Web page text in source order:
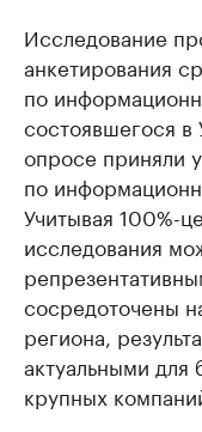
Исследование
анкетирования
по
состоявшегося в
опросе приняли
по
Учитывая 100%-
исследования
сосредоточены
региона,
актуальными для
крупных